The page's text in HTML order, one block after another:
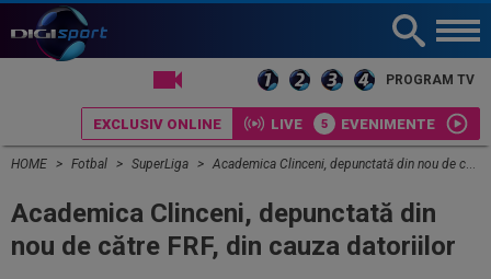
PROGRAM TV
EXCLUSIV ONLINE LIVE EVENIMENTE
HOME Fotbal SuperLiga Academica Clinceni, depunctată din nou de către FRF, din cauza datoriilor
Academica Clinceni, depunctată din
nou de către FRF, din cauza datoriilor